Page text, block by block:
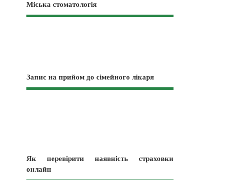
Міська стоматологія
Запис на прийом до сімейного лікаря
Як перевірити наявність страховки
онлайн